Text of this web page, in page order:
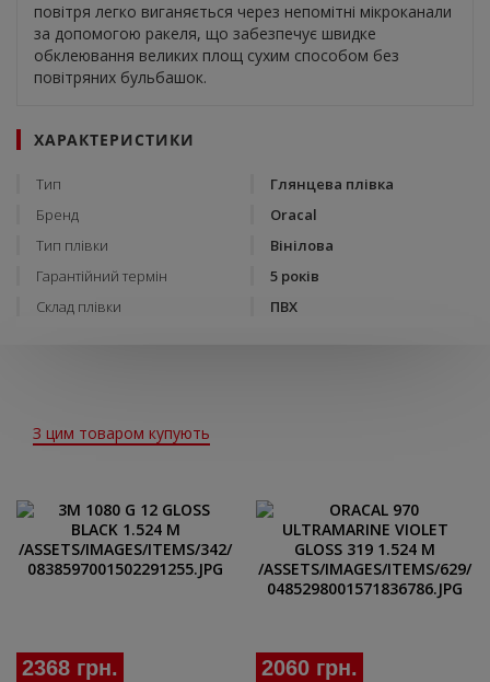
повітря легко виганяється через непомітні мікроканали
за допомогою ракеля, що забезпечує швидке
обклеювання великих площ сухим способом без
повітряних бульбашок.
ХАРАКТЕРИСТИКИ
Тип
Глянцева плівка
Бренд
Oracal
Тип плівки
Вінілова
Гарантійний термін
5 років
Склад плівки
ПВХ
З цим товаром купують
2368 грн. 2060 грн.